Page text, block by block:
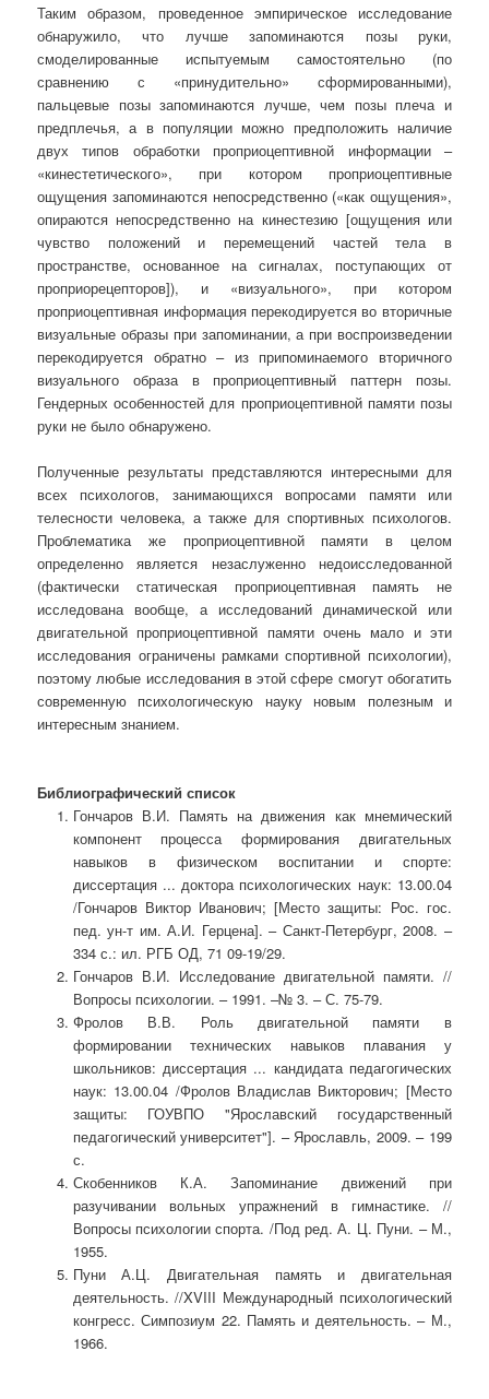
Таким образом, проведенное эмпирическое исследование
обнаружило, что лучше запоминаются позы руки,
смоделированные испытуемым самостоятельно (по
сравнению с «принудительно» сформированными),
пальцевые позы запоминаются лучше, чем позы плеча и
предплечья, а в популяции можно предположить наличие
двух типов обработки проприоцептивной информации –
«кинестетического», при котором проприоцептивные
ощущения запоминаются непосредственно («как ощущения»,
опираются непосредственно на кинестезию [ощущения или
чувство положений и перемещений частей тела в
пространстве, основанное на сигналах, поступающих от
проприорецепторов]), и «визуального», при котором
проприоцептивная информация перекодируется во вторичные
визуальные образы при запоминании, а при воспроизведении
перекодируется обратно – из припоминаемого вторичного
визуального образа в проприоцептивный паттерн позы.
Гендерных особенностей для проприоцептивной памяти позы
руки не было обнаружено.
Полученные результаты представляются интересными для
всех психологов, занимающихся вопросами памяти или
телесности человека, а также для спортивных психологов.
Проблематика же проприоцептивной памяти в целом
определенно является незаслуженно недоисследованной
(фактически статическая проприоцептивная память не
исследована вообще, а исследований динамической или
двигательной проприоцептивной памяти очень мало и эти
исследования ограничены рамками спортивной психологии),
поэтому любые исследования в этой сфере смогут обогатить
современную психологическую науку новым полезным и
интересным знанием.
Библиографический список
Гончаров В.И. Память на движения как мнемический
компонент процесса формирования двигательных
навыков в физическом воспитании и спорте:
диссертация ... доктора психологических наук: 13.00.04
/Гончаров Виктор Иванович; [Место защиты: Рос. гос.
пед. ун-т им. А.И. Герцена]. – Санкт-Петербург, 2008. –
334 с.: ил. РГБ ОД, 71 09-19/29.
Гончаров В.И. Исследование двигательной памяти. //
Вопросы психологии. – 1991. –№ 3. – С. 75-79.
Фролов В.В. Роль двигательной памяти в
формировании технических навыков плавания у
школьников: диссертация ... кандидата педагогических
наук: 13.00.04 /Фролов Владислав Викторович; [Место
защиты: ГОУВПО "Ярославский государственный
педагогический университет"]. – Ярославль, 2009. – 199
с.
Скобенников К.А. Запоминание движений при
разучивании вольных упражнений в гимнастике. //
Вопросы психологии спорта. /Под ред. А. Ц. Пуни. – М.,
1955.
Пуни А.Ц. Двигательная память и двигательная
деятельность. //XVIII Международный психологический
конгресс. Симпозиум 22. Память и деятельность. – М.,
1966.